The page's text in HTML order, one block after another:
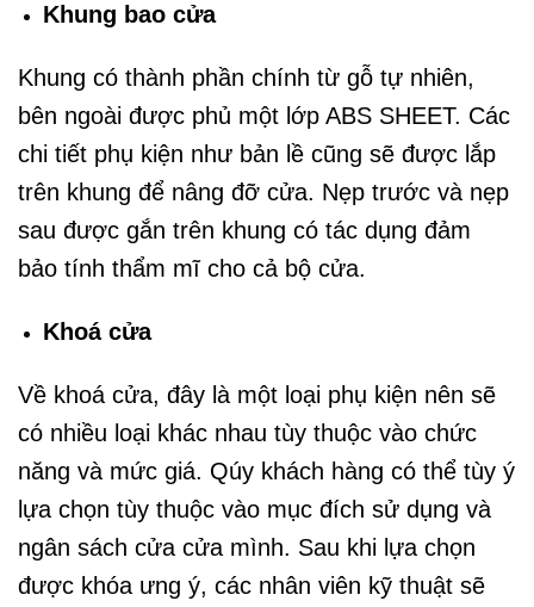
Khung bao cửa
Khung có thành phần chính từ gỗ tự nhiên,
bên ngoài được phủ một lớp ABS SHEET. Các
chi tiết phụ kiện như bản lề cũng sẽ được lắp
trên khung để nâng đỡ cửa. Nẹp trước và nẹp
sau được gắn trên khung có tác dụng đảm
bảo tính thẩm mĩ cho cả bộ cửa.
Khoá cửa
Về khoá cửa, đây là một loại phụ kiện nên sẽ
có nhiều loại khác nhau tùy thuộc vào chức
năng và mức giá. Qúy khách hàng có thể tùy ý
lựa chọn tùy thuộc vào mục đích sử dụng và
ngân sách cửa cửa mình. Sau khi lựa chọn
được khóa ưng ý, các nhân viên kỹ thuật sẽ